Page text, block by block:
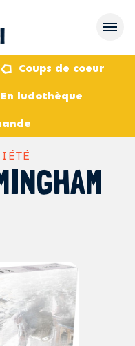
Coups de coeur
En ludothèque